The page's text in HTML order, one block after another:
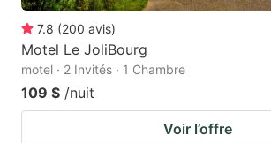
7.8 (200 avis)
Motel Le JoliBourg
motel · 2 Invités · 1 Chambre
109 $ /nuit
Voir l’offre